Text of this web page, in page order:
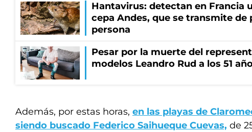
Hantavirus: detectan en Francia
cepa Andes, que se transmite de
persona
Pesar por la muerte del
modelos Leandro Rud a los 51
Además, por estas horas, en las playas de
siendo buscado Federico Saihueque Cuevas, de